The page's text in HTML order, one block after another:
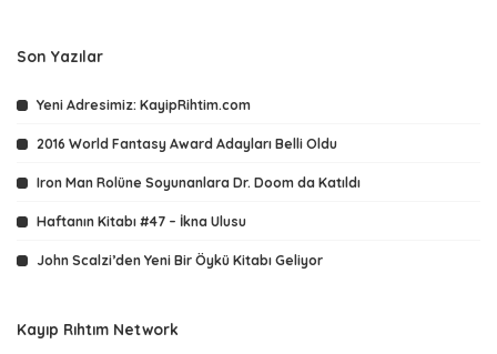
Son Yazılar
Yeni Adresimiz: KayipRihtim.com
2016 World Fantasy Award Adayları Belli Oldu
Iron Man Rolüne Soyunanlara Dr. Doom da Katıldı
Haftanın Kitabı #47 – İkna Ulusu
John Scalzi’den Yeni Bir Öykü Kitabı Geliyor
Kayıp Rıhtım Network